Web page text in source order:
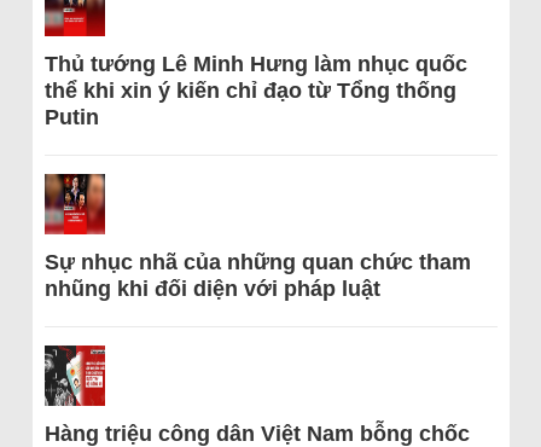
Thủ tướng Lê Minh Hưng làm nhục quốc
thể khi xin ý kiến chỉ đạo từ Tổng thống
Putin
Sự nhục nhã của những quan chức tham
nhũng khi đối diện với pháp luật
Hàng triệu công dân Việt Nam bỗng chốc